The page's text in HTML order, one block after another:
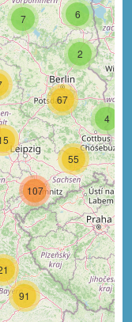
4
6
7
2
67
55
107
91